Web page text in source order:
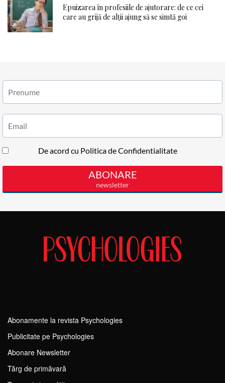
Epuizarea în profesiile de ajutorare: de ce cei
care au grijă de alții ajung să se simtă goi
Abonamente la revista Psychologies
Publicitate pe Psychologies
Abonare Newsletter
Tărg de primăvară